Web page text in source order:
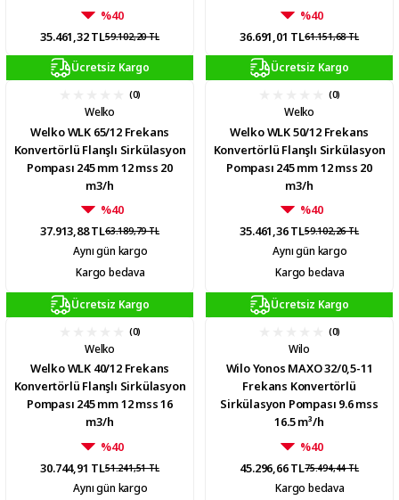
%40
35.461,32 TL59.102,20 TL
%40
36.691,01 TL61.151,68 TL
Ücretsiz Kargo
(0)
Welko
Welko WLK 65/12 Frekans
Konvertörlü Flanşlı Sirkülasyon
Pompası 245 mm 12 mss 20
m3/h
%40
37.913,88 TL63.189,79 TL
Aynı gün kargo
Kargo bedava
Ücretsiz Kargo
(0)
Welko
Welko WLK 50/12 Frekans
Konvertörlü Flanşlı Sirkülasyon
Pompası 245 mm 12 mss 20
m3/h
%40
35.461,36 TL59.102,26 TL
Aynı gün kargo
Kargo bedava
Ücretsiz Kargo
(0)
Welko
Welko WLK 40/12 Frekans
Konvertörlü Flanşlı Sirkülasyon
Pompası 245 mm 12 mss 16
m3/h
%40
30.744,91 TL51.241,51 TL
Aynı gün kargo
Ücretsiz Kargo
(0)
Wilo
Wilo Yonos MAXO 32/0,5-11
Frekans Konvertörlü
Sirkülasyon Pompası 9.6 mss
16.5 m³/h
%40
45.296,66 TL75.494,44 TL
Kargo bedava